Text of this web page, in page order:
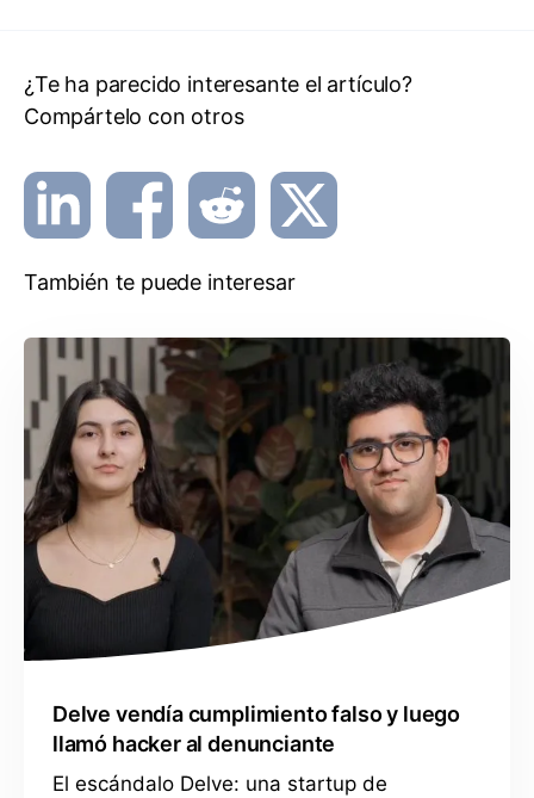
¿Te ha parecido interesante el artículo?
Compártelo con otros
También te puede interesar
Delve vendía cumplimiento falso y luego
llamó hacker al denunciante
El escándalo Delve: una startup de